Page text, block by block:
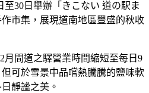
至30日舉辦「きこない 道の駅ま
市集，展現道南地區豐盛的秋收
2月間道之驛營業時間縮短至每日9
可於雪景中品嚐熱騰騰的鹽味軟
靜謐之美。